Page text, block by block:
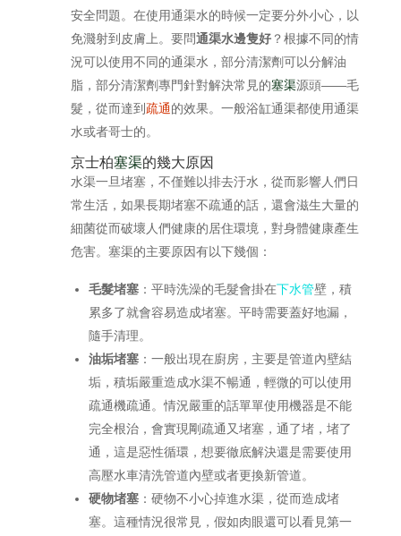
安全問題。在使用通渠水的時候一定要分外小心，以
免濺射到皮膚上。要問通渠水邊隻好？根據不同的情
況可以使用不同的通渠水，部分清潔劑可以分解油
脂，部分清潔劑專門針對解決常見的塞渠源頭——毛
髮，從而達到 疏通的效果。一般浴缸通渠都使用通渠
水或者哥士的。
京士柏塞渠的幾大原因
水渠一旦堵塞，不僅難以排去汙水，從而影響人們日
常生活，如果長期堵塞不疏通的話，還會滋生大量的
細菌從而破壞人們健康的居住環境，對身體健康產生
危害。塞渠的主要原因有以下幾個：
毛髮堵塞：平時洗澡的毛髮會掛在下水管壁，積
累多了就會容易造成堵塞。平時需要蓋好地漏，
隨手清理。
油垢堵塞：一般出現在廚房，主要是管道內壁結
垢，積垢嚴重造成水渠不暢通，輕微的可以使用
疏通機疏通。情況嚴重的話單單使用機器是不能
完全根治，會實現剛疏通又堵塞，通了堵，堵了
通，這是惡性循環，想要徹底解決還是需要使用
高壓水車清洗管道內壁或者更換新管道。
硬物堵塞：硬物不小心掉進水渠，從而造成堵
塞。這種情況很常見，假如肉眼還可以看見第一